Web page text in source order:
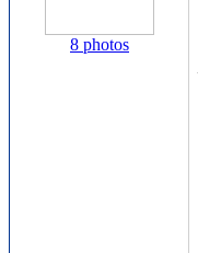
8 photos